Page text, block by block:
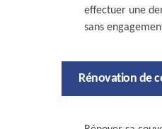
effectuer une
sans
Rénovation de